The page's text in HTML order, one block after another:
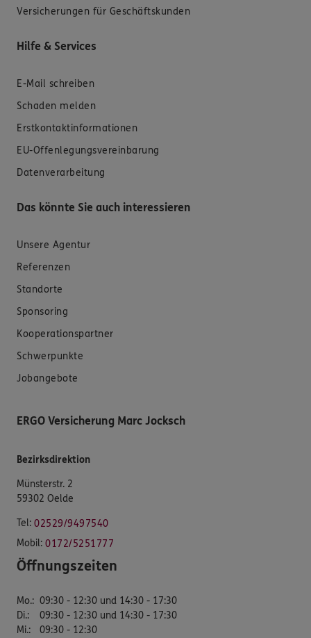
Versicherungen für Geschäftskunden
Hilfe & Services
E-Mail schreiben
Schaden melden
Erstkontaktinformationen
EU-Offenlegungsvereinbarung
Datenverarbeitung
Das könnte Sie auch interessieren
Unsere Agentur
Referenzen
Standorte
Sponsoring
Kooperationspartner
Schwerpunkte
Jobangebote
ERGO Versicherung Marc Jocksch
Bezirksdirektion
Münsterstr. 2
59302 Oelde
Tel: 02529/9497540
Mobil: 0172/5251777
Öffnungszeiten
Mo.: 09:30 - 12:30 und 14:30 - 17:30
Di.:
09:30 - 12:30 und 14:30 - 17:30
Mi.:
09:30 - 12:30